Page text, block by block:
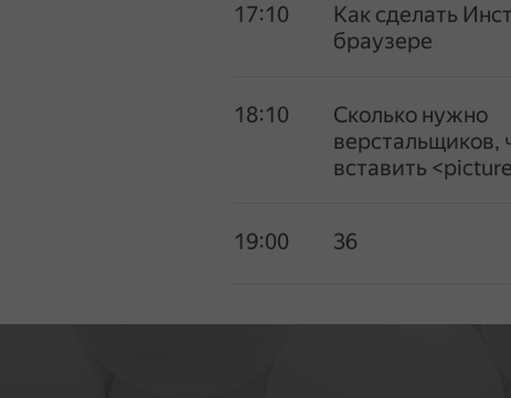
17:10
Как сделать
браузере
18:10
Сколько нужно
верстальщиков,
вставить
19:00 36